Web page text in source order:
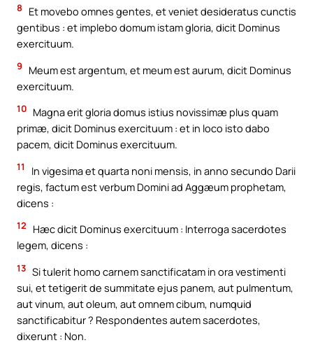
8
Et movebo omnes gentes, et veniet desideratus cunctis
gentibus : et implebo domum istam gloria, dicit Dominus
exercituum.
9
Meum est argentum, et meum est aurum, dicit Dominus
exercituum.
10 Magna erit gloria domus istius novissimæ plus quam
primæ, dicit Dominus exercituum : et in loco isto dabo
pacem, dicit Dominus exercituum.
11
In vigesima et quarta noni mensis, in anno secundo Darii
regis, factum est verbum Domini ad Aggæum prophetam,
dicens :
12
Hæc dicit Dominus exercituum : Interroga sacerdotes
legem, dicens :
13 Si tulerit homo carnem sanctificatam in ora vestimenti
sui, et tetigerit de summitate ejus panem, aut pulmentum,
aut vinum, aut oleum, aut omnem cibum, numquid
sanctificabitur ? Respondentes autem sacerdotes,
dixerunt : Non.